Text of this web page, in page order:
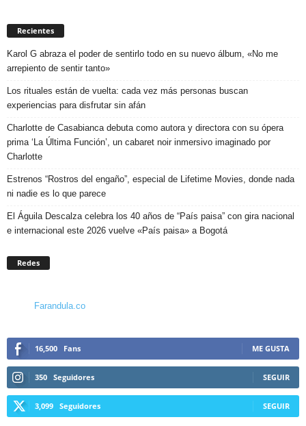
Recientes
Karol G abraza el poder de sentirlo todo en su nuevo álbum, «No me
arrepiento de sentir tanto»
Los rituales están de vuelta: cada vez más personas buscan
experiencias para disfrutar sin afán
Charlotte de Casabianca debuta como autora y directora con su ópera
prima ‘La Última Función’, un cabaret noir inmersivo imaginado por
Charlotte
Estrenos “Rostros del engaño”, especial de Lifetime Movies, donde nada
ni nadie es lo que parece
El Águila Descalza celebra los 40 años de “País paisa” con gira nacional
e internacional este 2026 vuelve «País paisa» a Bogotá
Redes
Farandula.co
16,500 Fans ME GUSTA
350 Seguidores SEGUIR
3,099 Seguidores SEGUIR